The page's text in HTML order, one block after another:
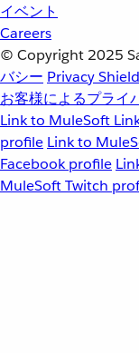
イベント
Careers
© Copyright 2025
バシー Privacy Shield
お客様によるプライ
Link to MuleSoft
profile Link to
Facebook profile
MuleSoft Twitch